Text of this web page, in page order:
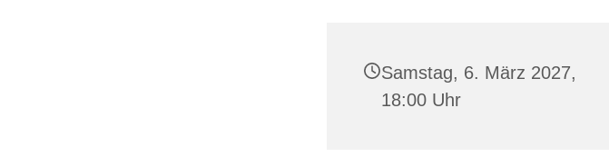
Samstag, 6. März 2027,
18:00 Uhr